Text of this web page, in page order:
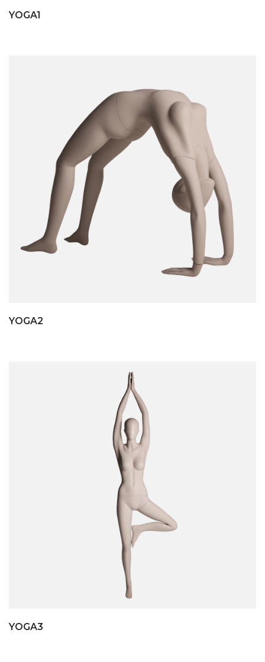
YOGA1
YOGA2
YOGA3